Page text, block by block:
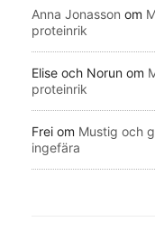
Anna Jonasson om
proteinrik
Elise och Norun om
proteinrik
Frei om Mustig och
ingefära